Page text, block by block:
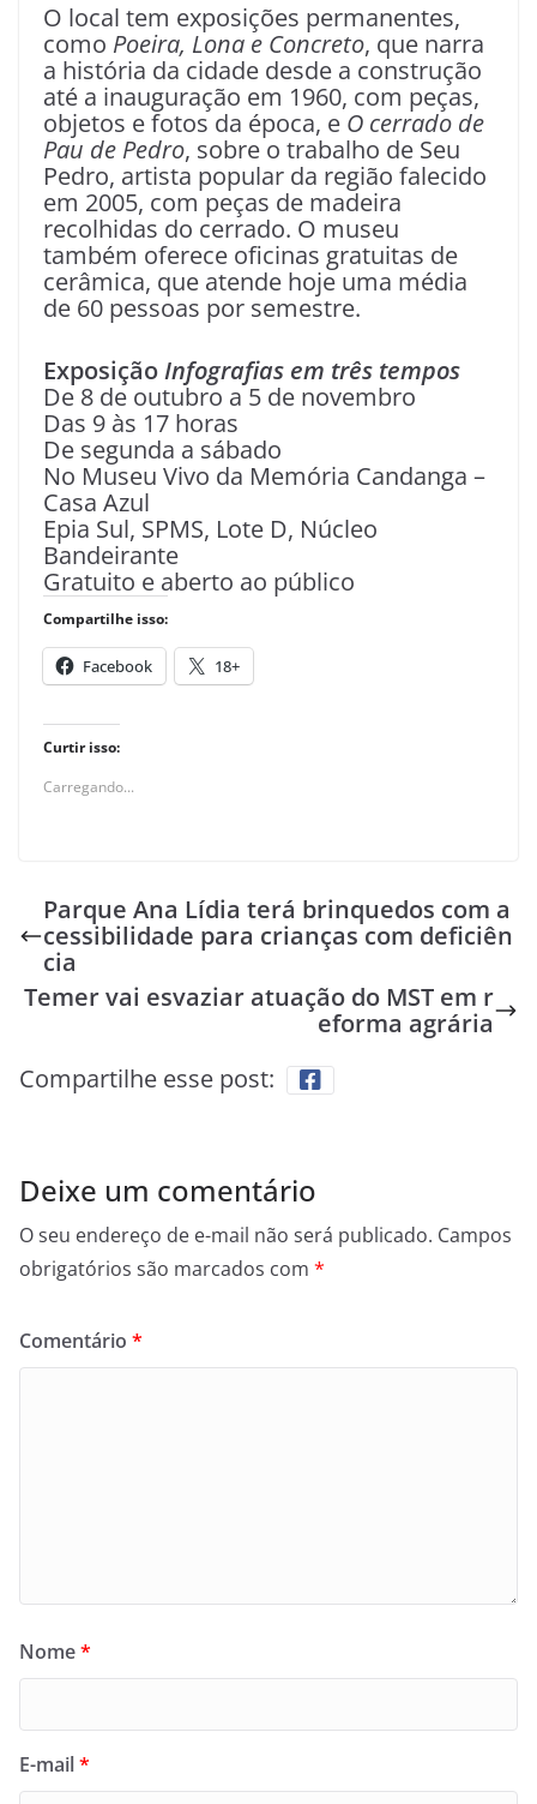
O local tem exposições permanentes,
como Poeira, Lona e Concreto, que narra
a história da cidade desde a construção
até a inauguração em 1960, com peças,
objetos e fotos da época, e O cerrado de
Pau de Pedro, sobre o trabalho de Seu
Pedro, artista popular da região falecido
em 2005, com peças de madeira
recolhidas do cerrado. O museu
também oferece oficinas gratuitas de
cerâmica, que atende hoje uma média
de 60 pessoas por semestre.
ExposiçãoInfografias em três tempos
De 8 de outubro a 5 de novembro
Das 9 às 17 horas
De segunda a sábado
No Museu Vivo da Memória Candanga –
Casa Azul
Epia Sul, SPMS, Lote D, Núcleo
Bandeirante
Gratuito e aberto ao público
Compartilhe isso:
Facebook 18+
Curtir isso:
Carregando...
Parque Ana Lídia terá brinquedos com a
cessibilidade para crianças com deficiên
cia
Temer vai esvaziar atuação do MST em r
eforma agrária
Compartilhe esse post:
Deixe um comentário
O seu endereço de e-mail não será publicado. Campos
obrigatórios são marcados com *
Comentário *
Nome*
E-mail*